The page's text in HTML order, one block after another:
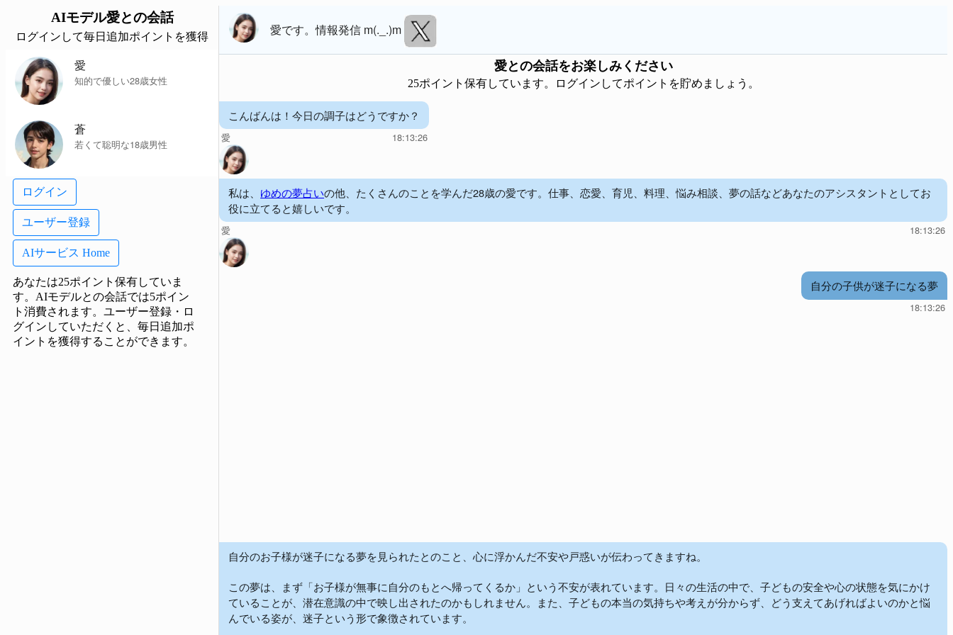
AIモデル愛との会話
ログインして毎日追加ポイントを獲得
愛
知的で優しい28歳女性
蒼
若くて聡明な18歳男性
ログイン
ユーザー登録
AIサービス Home
あなたは25ポイント保有していま
す。AIモデルとの会話では5ポイン
ト消費されます。 ユーザー登録・ロ
グインしていただくと、毎日追加ポ
イントを獲得することができます。
愛です。情報発信 m(._.)m
愛との会話をお楽しみください
25ポイント保有しています。ログインしてポイントを貯めましょう。
こんばんは！今日の調子はどうですか？
愛 18:13:26
私は、 ゆめの夢占いの他、たくさんのことを学んだ28歳の愛です。仕事、恋愛、育児、料理、悩み相談、夢の話などあなたのアシスタントとしてお
役に立てると嬉しいです。
愛 18:13:26
自分の子供が迷子になる夢
18:13:26
自分のお子様が迷子になる夢を見られたとのこと、心に浮かんだ不安や戸惑いが伝わってきますね。
この夢は、まず「お子様が無事に自分のもとへ帰ってくるか」という不安が表れています。日々の生活の中で、子どもの安全や心の状態を気にかけ
ていることが、潜在意識の中で映し出されたのかもしれません。また、子どもの本当の気持ちや考えが分からず、どう支えてあげればよいのかと悩
んでいる姿が、迷子という形で象徴されています。